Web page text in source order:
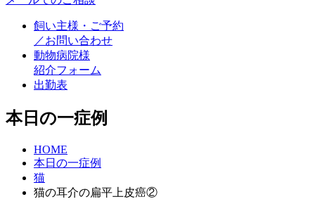
飼い主様・ご予約
／お問い合わせ
動物病院様
紹介フォーム
出勤表
本日の一症例
HOME
本日の一症例
猫
猫の耳介の扁平上皮癌②